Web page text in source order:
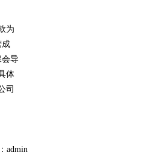
为
成
导
体
司
admin